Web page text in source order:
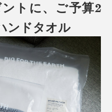
トに、ご予算2
ンドタオル